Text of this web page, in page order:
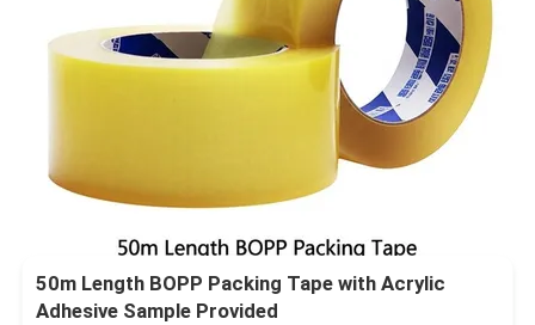
50m Length BOPP Packing Tape with Acrylic
Adhesive Sample Provided